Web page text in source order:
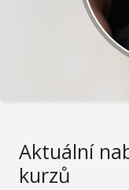
Aktuální
kurzů